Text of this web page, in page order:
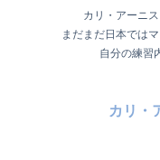
カリ・アーニ
まだまだ日本では
自分の練習
カリ・